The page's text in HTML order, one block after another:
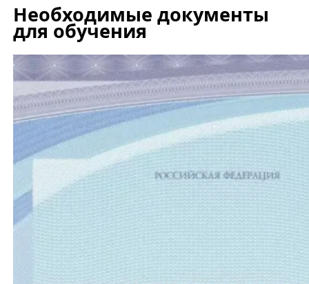
Необходимые документы
для обучения